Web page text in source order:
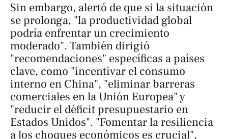
Sin embargo, alertó de que si la situación
se prolonga, "la productividad global
podría enfrentar un crecimiento
moderado". También dirigió
"recomendaciones" específicas a países
clave, como "incentivar el consumo
interno en China", "eliminar barreras
comerciales en la Unión Europea" y
"reducir el déficit presupuestario en
Estados Unidos". "Fomentar la resiliencia
a los choques económicos es crucial",